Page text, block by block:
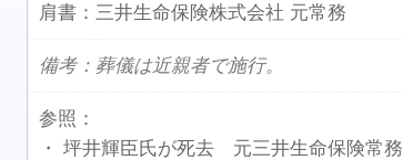
肩書： 三井生命保険株式会社 元常務
備考：葬儀は近親者で施行。
参照：
・ 坪井輝臣氏が死去 元三井生命保険常務